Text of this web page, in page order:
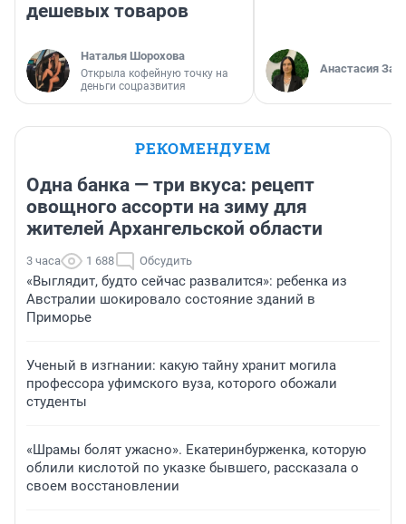
дешевых товаров
Наталья Шорохова
Открыла кофейную точку на
деньги соцразвития
Анастасия
РЕКОМЕНДУЕМ
Одна банка — три вкуса: рецепт
овощного ассорти на зиму для
жителей Архангельской области
3 часа 1 688 Обсудить
«Выглядит, будто сейчас развалится»: ребенка из
Австралии шокировало состояние зданий в
Приморье
Ученый в изгнании: какую тайну хранит могила
профессора уфимского вуза, которого обожали
студенты
«Шрамы болят ужасно». Екатеринбурженка, которую
облили кислотой по указке бывшего, рассказала о
своем восстановлении